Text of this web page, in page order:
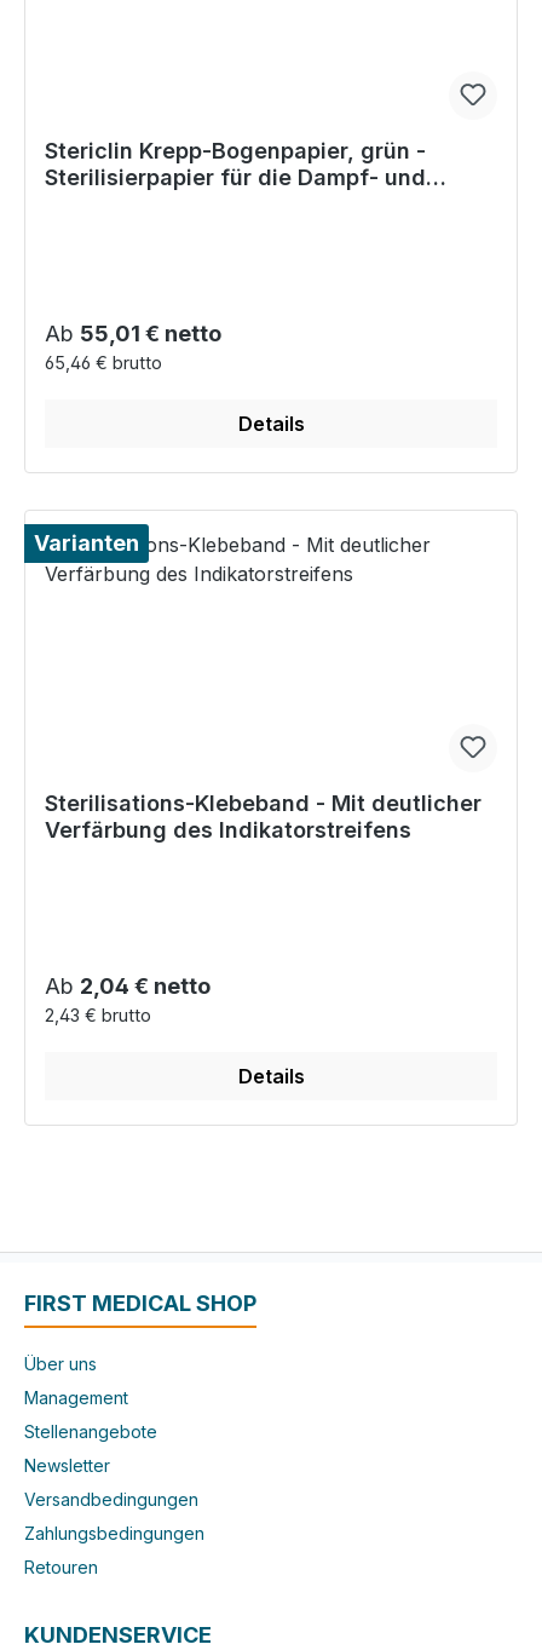
Stericlin Krepp-Bogenpapier, grün -
Sterilisierpapier für die Dampf- und
Regulärer Preis:
Ab 55,01 € netto
65,46 € brutto
Details
Varianten
Sterilisations-Klebeband - Mit deutlicher
Verfärbung des Indikatorstreifens
Regulärer Preis:
Ab 2,04 € netto
2,43 € brutto
Details
FIRST MEDICAL SHOP
Über uns
Management
Stellenangebote
Newsletter
Versandbedingungen
Zahlungsbedingungen
Retouren
KUNDENSERVICE